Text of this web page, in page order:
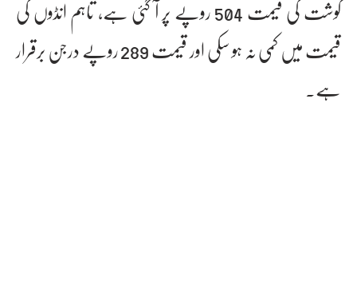
گوشت کی قیمت 504 روپے پر آ گئی ہے، تاہم انڈوں کی
قیمت میں کمی نہ ہو سکی اور قیمت 289 روپے درجن برقرار
ہے۔